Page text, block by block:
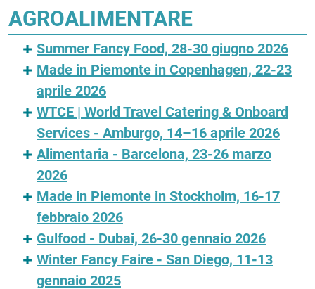
AGROALIMENTARE
Summer Fancy Food, 28-30 giugno 2026
Made in Piemonte in Copenhagen, 22-23
aprile 2026
WTCE | World Travel Catering & Onboard
Services - Amburgo, 14–16 aprile 2026
Alimentaria - Barcelona, 23-26 marzo
2026
Made in Piemonte in Stockholm, 16-17
febbraio 2026
Gulfood - Dubai, 26-30 gennaio 2026
Winter Fancy Faire - San Diego, 11-13
gennaio 2025